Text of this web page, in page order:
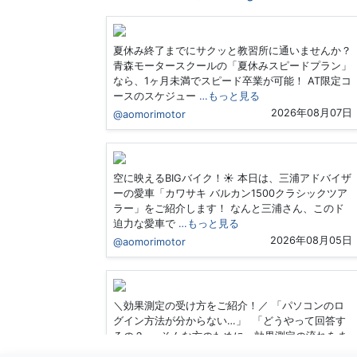
夏休み終了までにサクッと教習所に通いませんか？
青森モータースクールの「夏休みスピードプラン」
なら、1ヶ月未満でスピード卒業が可能！ AT限定コ
ースのスケジュー …もっと見る
2026年08月07日
@aomorimotor
空に映えるBIGバイク！☀️ 本日は、三浦アドバイザ
ーの愛車「カワサキ バルカン1500クラシックツア
ラー」をご紹介します！ なんと三浦さん、このド
迫力な愛車で …もっと見る
2026年08月05日
@aomorimotor
＼効果測定の受け方をご紹介！／ 「パソコンのロ
グイン方法が分からない…」 「どうやって回答す
るの？」 そんな方のために、効果測定の流れをま